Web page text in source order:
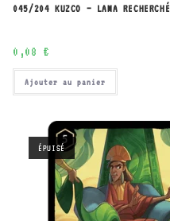
045/204 KUZCO – LAMA RECHERCHÉ
0,08 €
Ajouter au panier
ÉPUISÉ